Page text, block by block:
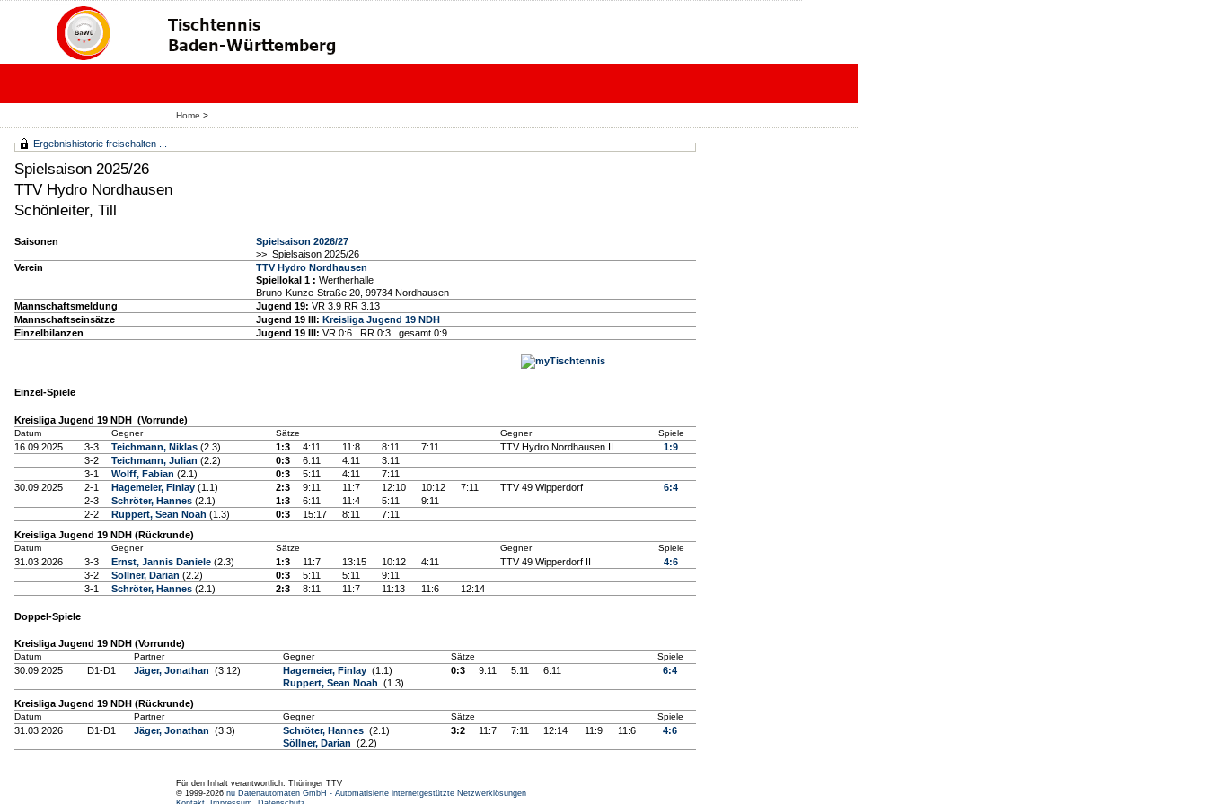
Home >
Ergebnishistorie freischalten ...
Spielsaison 2025/26
TTV Hydro Nordhausen
Schönleiter, Till
Saisonen
Spielsaison 2026/27
>> Spielsaison 2025/26
Verein
TTV Hydro Nordhausen
Spiellokal 1 : Wertherhalle
Bruno-Kunze-Straße 20, 99734 Nordhausen
Mannschaftsmeldung
Jugend 19: VR 3.9 RR 3.13
Mannschaftseinsätze
Jugend 19 III: Kreisliga Jugend 19 NDH
Einzelbilanzen
Jugend 19 III: VR 0:6 RR 0:3 gesamt 0:9
Einzel-Spiele
Kreisliga Jugend 19 NDH (Vorrunde)
Datum Gegner Sätze Gegner Spiele
16.09.2025 3-3 Teichmann, Niklas (2.3) 1:3 4:11 11:8 8:11 7:11 TTV Hydro Nordhausen II
1:9
3-2
Teichmann, Julian (2.2) 0:3 6:11 4:11
3:11
3-1
Wolff, Fabian (2.1) 0:3 5:11 4:11
7:11
30.09.2025
2-1 Hagemeier, Finlay (1.1) 2:3 9:11 11:7 12:10 10:12 7:11 TTV 49 Wipperdorf
6:4
2-3
Schröter, Hannes (2.1) 1:3 6:11 11:4 5:11
9:11
2-2
Ruppert, Sean Noah (1.3) 0:3 15:17 8:11
7:11
Kreisliga Jugend 19 NDH (Rückrunde)
Datum Gegner Sätze Gegner Spiele
31.03.2026 3-3 Ernst, Jannis Daniele (2.3) 1:3 11:7 13:15 10:12 4:11 TTV 49 Wipperdorf II
4:6
3-2
Söllner, Darian (2.2) 0:3 5:11 5:11
9:11
3-1
Schröter, Hannes (2.1) 2:3 8:11 11:7 11:13 11:6 12:14
Doppel-Spiele
Kreisliga Jugend 19 NDH (Vorrunde)
Datum Partner Gegner Sätze Spiele
30.09.2025 D1-D1 Jäger, Jonathan (3.12) Hagemeier, Finlay (1.1)
Ruppert, Sean Noah (1.3)
0:3 9:11 5:11 6:11 6:4
Kreisliga Jugend 19 NDH (Rückrunde)
Datum Partner Gegner Sätze Spiele
31.03.2026 D1-D1 Jäger, Jonathan (3.3) Schröter, Hannes (2.1)
Söllner, Darian (2.2)
3:2 11:7 7:11 12:14 11:9 11:6 4:6
Für den Inhalt verantwortlich: Thüringer TTV
© 1999-2026 nu Datenautomaten GmbH - Automatisierte internetgestützte Netzwerklösungen